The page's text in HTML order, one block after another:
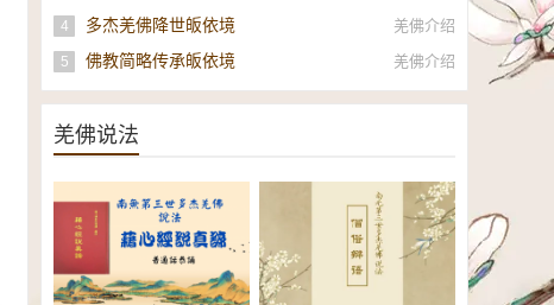
4 多杰羌佛降世皈依境 羌佛介绍
5 佛教简略传承皈依境 羌佛介绍
羌佛说法